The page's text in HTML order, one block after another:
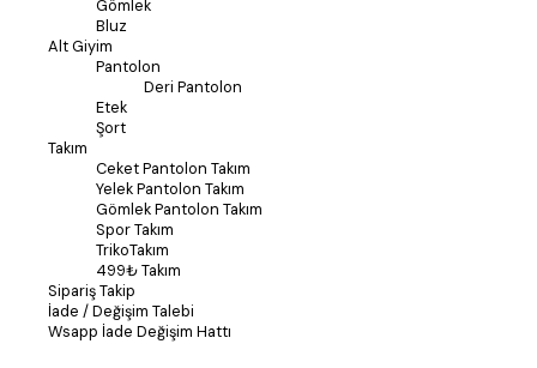
Gömlek
Bluz
Alt Giyim
Pantolon
Deri Pantolon
Etek
Şort
Takım
Ceket Pantolon Takım
Yelek Pantolon Takım
Gömlek Pantolon Takım
Spor Takım
TrikoTakım
499₺ Takım
Sipariş Takip
İade / Değişim Talebi
Wsapp İade Değişim Hattı